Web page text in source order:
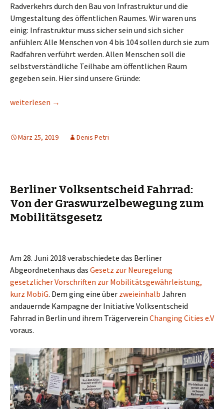
Radverkehrs durch den Bau von Infrastruktur und die
Umgestaltung des öffentlichen Raumes. Wir waren uns
einig: Infrastruktur muss sicher sein und sich sicher
anfühlen: Alle Menschen von 4 bis 104 sollen durch sie zum
Radfahren verführt werden. Allen Menschen soll die
selbstverständliche Teilhabe am öffentlichen Raum
gegeben sein. Hier sind unsere Gründe:
Kampagne für Radentscheide mit voller Kraft voraus
weiterlesen →
März 25, 2019 Denis Petri
Berliner Volksentscheid Fahrrad:
Von der Graswurzelbewegung zum
Mobilitätsgesetz
Am 28. Juni 2018 verabschiedete das Berliner
Abgeordnetenhaus das Gesetz zur Neuregelung
gesetzlicher Vorschriften zur Mobilitätsgewährleistung,
kurz MobiG. Dem ging eine über zweieinhalb Jahren
andauernde Kampagne der Initiative Volksentscheid
Fahrrad in Berlin und ihrem Trägerverein Changing Cities e.V
voraus.